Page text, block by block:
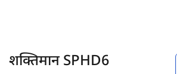
शक्तिमान SPHD6